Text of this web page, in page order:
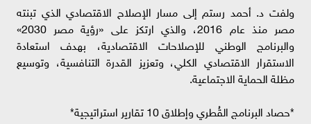
ولفت د. أحمد رستم إلى مسار الإصلاح الاقتصادي الذي تبنته
مصر منذ عام 2016، والذي ارتكز على «رؤية مصر 2030»
والبرنامج الوطني للإصلاحات الاقتصادية، بهدف استعادة
الاستقرار الاقتصادي الكلي، وتعزيز القدرة التنافسية، وتوسيع
مظلة الحماية الاجتماعية.
*حصاد البرنامج القُطري وإطلاق 10 تقارير استراتيجية*